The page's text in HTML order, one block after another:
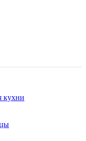
кухни